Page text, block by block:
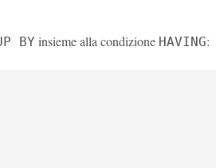
BY insieme alla condizione HAVING: